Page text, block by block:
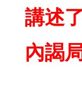
講述
內謁